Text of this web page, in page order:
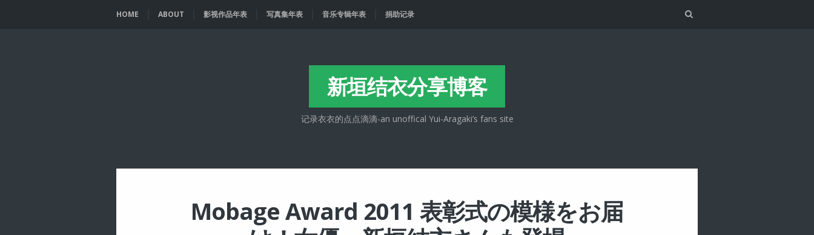
HOME ABOUT 影视作品年表 写真集年表 音乐专辑年表 捐助记录 Search
新垣结衣分享博客
记录衣衣的点点滴滴-an unoffical Yui-Aragaki’s fans site
Mobage Award 2011 表彰式の模様をお届